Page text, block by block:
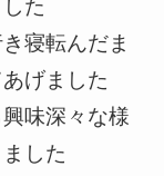
た
寝転んだま
げました
味深々な様
した